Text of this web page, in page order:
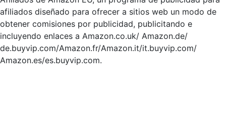
afiliados diseñado para ofrecer a sitios web un modo de
obtener comisiones por publicidad, publicitando e
incluyendo enlaces a Amazon.co.uk/ Amazon.de/
de.buyvip.com/Amazon.fr/Amazon.it/it.buyvip.com/
Amazon.es/es.buyvip.com.